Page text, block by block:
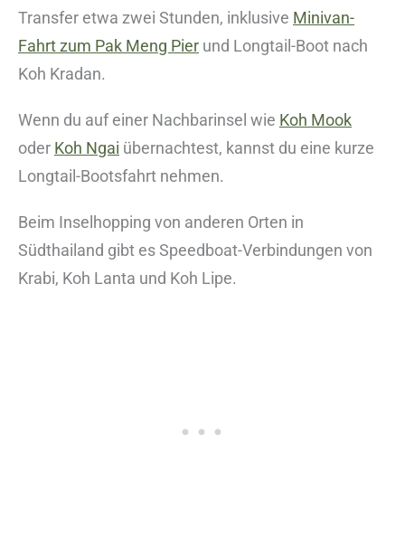
Transfer etwa zwei Stunden, inklusive Minivan-
Fahrt zum Pak Meng Pier und Longtail-Boot nach
Koh Kradan.
Wenn du auf einer Nachbarinsel wie Koh Mook
oder Koh Ngai übernachtest, kannst du eine kurze
Longtail-Bootsfahrt nehmen.
Beim Inselhopping von anderen Orten in
Südthailand gibt es Speedboat-Verbindungen von
Krabi, Koh Lanta und Koh Lipe.